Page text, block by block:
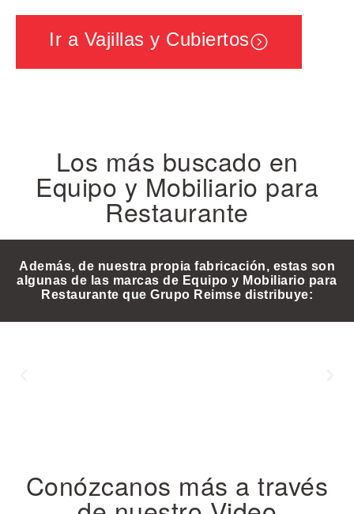
Ir a Vajillas y Cubiertos
Los más buscado en
Equipo y Mobiliario para
Restaurante
Además, de nuestra propia fabricación, estas son
algunas de las marcas de Equipo y Mobiliario para
Restaurante que Grupo Reimse distribuye:
Conózcanos más a través